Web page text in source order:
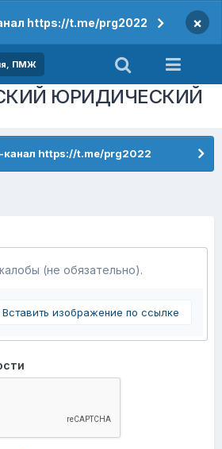
https://t.me/prg2022 ×
ПМЖ
ЮРИДИЧЕСКИЙ
канал https://t.me/prg2022
(не обязательно).
Вставить изображение по ссылке